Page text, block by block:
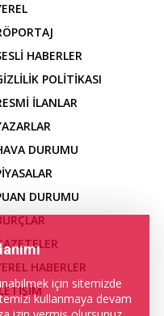
HABERLER
POLİTİKASI
İLANLAR
DURUMU
DURUMU
HABERLER
için sitemizde
kullanmaya devam